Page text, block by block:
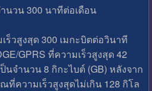
วน 300 นาทีต่อเดือน
วสูงสุด 300 เมกะบิตต่อวินาที
GPRS ที่ความเร็วสูงสุด 42
นจำนวน 8 กิกะไบต์ (GB) หลังจาก
ที่ความเร็วสูงสุดไม่เกิน 128 กิโล